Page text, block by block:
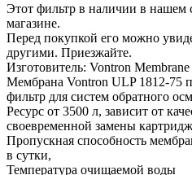
Этот фильтр в наличии в нашем
магазине.
Перед покупкой его можно
другими. Приезжайте.
Изготовитель: Vontron
Мембрана Vontron ULP 1812-75
фильтр для систем обратного
Ресурс от 3500 л, зависит от
своевременной замены
Пропускная способность
в сутки,
Температура очищаемой